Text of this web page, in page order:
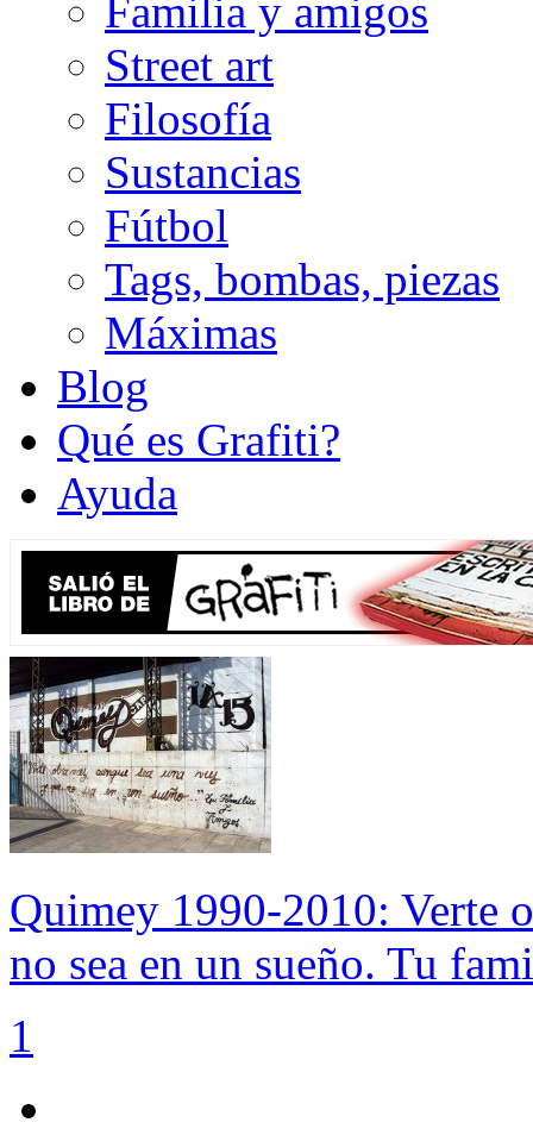
Familia y amigos
Street art
Filosofía
Sustancias
Fútbol
Tags, bombas, piezas
Máximas
Blog
Qué es Grafiti?
Ayuda
Quimey 1990-2010: Verte
no sea en un sueño. Tu
1